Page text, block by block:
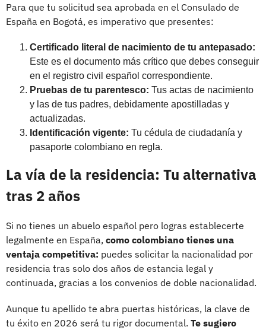
Para que tu solicitud sea aprobada en el Consulado de
España en Bogotá, es imperativo que presentes:
Certificado literal de nacimiento de tu antepasado:
Este es el documento más crítico que debes conseguir
en el registro civil español correspondiente.
Pruebas de tu parentesco: Tus actas de nacimiento
y las de tus padres, debidamente apostilladas y
actualizadas.
Identificación vigente: Tu cédula de ciudadanía y
pasaporte colombiano en regla.
La vía de la residencia: Tu alternativa
tras 2 años
Si no tienes un abuelo español pero logras establecerte
legalmente en España, como colombiano tienes una
ventaja competitiva: puedes solicitar la nacionalidad por
residencia tras solo dos años de estancia legal y
continuada, gracias a los convenios de doble nacionalidad.
Aunque tu apellido te abra puertas históricas, la clave de
tu éxito en 2026 será tu rigor documental. Te sugiero